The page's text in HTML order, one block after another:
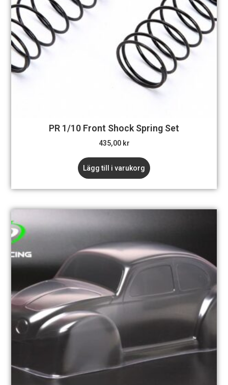
PR 1/10 Front Shock Spring Set
435,00 kr
Lägg till i varukorg